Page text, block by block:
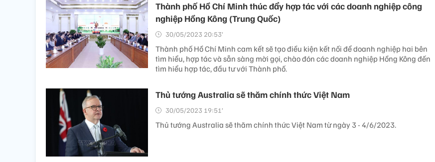
Thành phố Hồ Chí Minh thúc đẩy hợp tác với các doanh nghiệp công
nghiệp Hồng Kông (Trung Quốc)
30/05/2023 20:53’
Thành phố Hồ Chí Minh cam kết sẽ tạo điều kiện kết nối để doanh nghiệp hai bên
tìm hiểu, hợp tác và sẵn sàng mời gọi, chào đón các doanh nghiệp Hồng Kông đến
tìm hiểu hợp tác, đầu tư với Thành phố.
Thủ tướng Australia sẽ thăm chính thức Việt Nam
30/05/2023 19:51’
Thủ tướng Australia sẽ thăm chính thức Việt Nam từ ngày 3 - 4/6/2023.